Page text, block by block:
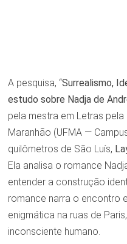
A pesquisa, “Surrealismo,
estudo sobre Nadja de
pela mestra em Letras
Maranhão (UFMA —
quilômetros de São Luís,
Ela analisa o romance
entender a construção
romance narra o encontro
enigmática na ruas de
inconsciente humano.